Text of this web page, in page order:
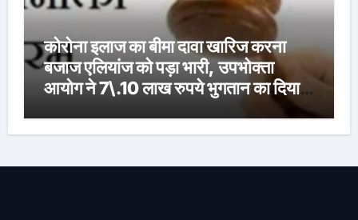
कोरोना इलाज का बीमा दावा खारिज करना
बजाज एलियांज को पड़ा भारी, उपभोक्ता
आयोग ने 7\.10 लाख रुपये भुगतान का दिया